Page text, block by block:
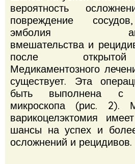
вероятность
повреждение
эмболия
вмешательства и
после
Медикаментозного
существует. Эта
быть выполнена с
микроскопа (рис. 2).
варикоцелэктомия
шансы на успех и
осложнений и рецидивов.